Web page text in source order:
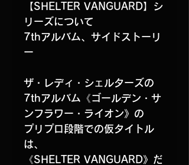
【SHELTER VANGUARD】シ
リーズについて
7thアルバム、サイドストーリ
ー
ザ・レディ・シェルターズの
7thアルバム《ゴールデン・サ
ンフラワー・ライオン》の
プリプロ段階での仮タイトル
は、
《SHELTER VANGUARD》だ